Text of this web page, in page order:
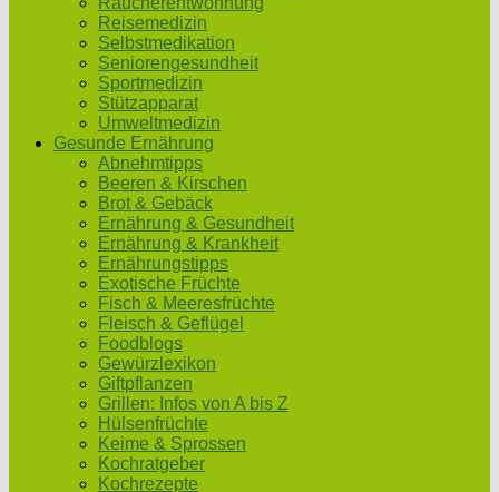
Reisemedizin
Selbstmedikation
Seniorengesundheit
Sportmedizin
Stützapparat
Umweltmedizin
Gesunde Ernährung
Abnehmtipps
Beeren & Kirschen
Brot & Gebäck
Ernährung & Gesundheit
Ernährung & Krankheit
Ernährungstipps
Exotische Früchte
Fisch & Meeresfrüchte
Fleisch & Geflügel
Foodblogs
Gewürzlexikon
Giftpflanzen
Grillen: Infos von A bis Z
Hülsenfrüchte
Keime & Sprossen
Kochratgeber
Kochrezepte